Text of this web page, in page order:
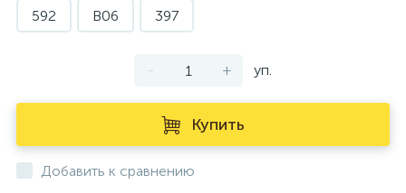
592 B06 397
- + уп.
Купить
Добавить к сравнению